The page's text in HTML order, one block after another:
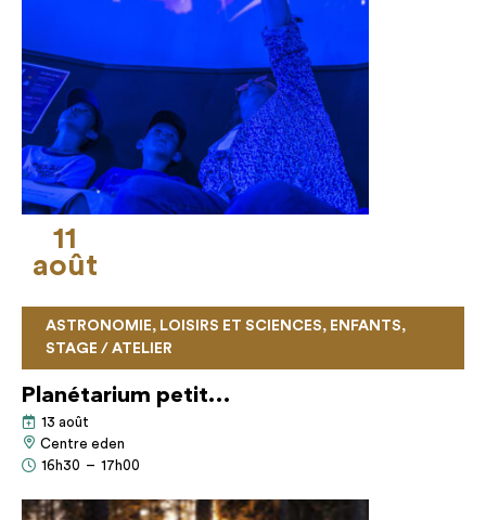
ASTRONOMIE, LOISIRS ET SCIENCES, ENFANTS,
STAGE / ATELIER
Planétarium petit…
13 août
Centre eden
16h30 – 17h00
11
août